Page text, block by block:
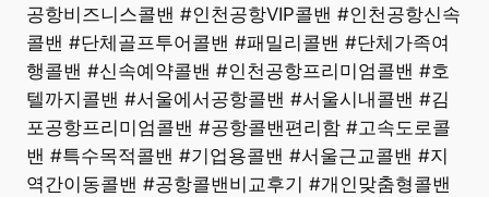
공항비즈니스콜밴 #인천공항VIP콜밴 #인천공항신속
콜밴 #단체골프투어콜밴 #패밀리콜밴 #단체가족여
행콜밴 #신속예약콜밴 #인천공항프리미엄콜밴 #호
텔까지콜밴 #서울에서공항콜밴 #서울시내콜밴 #김
포공항프리미엄콜밴 #공항콜밴편리함 #고속도로콜
밴 #특수목적콜밴 #기업용콜밴 #서울근교콜밴 #지
역간이동콜밴 #공항콜밴비교후기 #개인맞춤형콜밴